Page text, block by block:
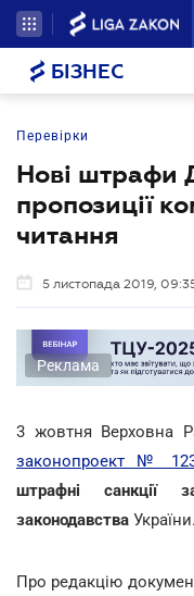
БІЗНЕС
Перевірки
Нові штрафи
пропозиції
читання
5 листопада 2019,
Реклама
3 жовтня Верховна
законопроект №
штрафні санкції
законодавства України.
Про редакцію